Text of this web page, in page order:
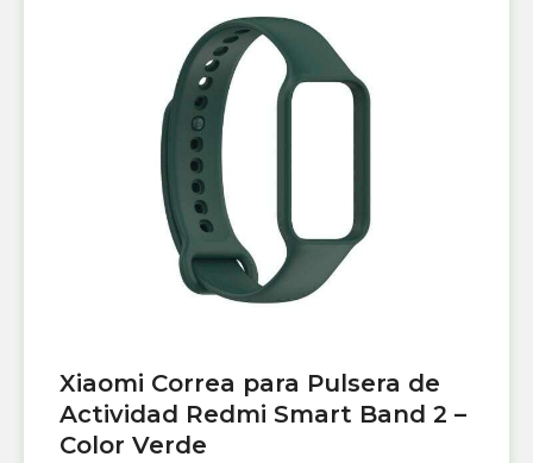
Xiaomi Correa para Pulsera de
Actividad Redmi Smart Band 2 –
Color Verde